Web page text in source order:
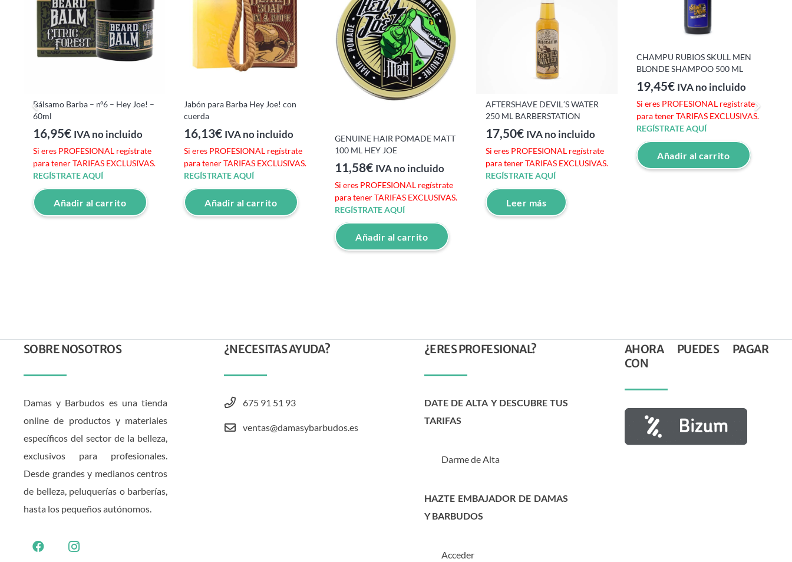
Bálsamo Barba – nº6 – Hey Joe! –
60ml
16,95€ IVA no incluido
Si eres PROFESIONAL regístrate
para tener TARIFAS EXCLUSIVAS.
REGÍSTRATE AQUÍ
Añadir al carrito
Jabón para Barba Hey Joe! con
cuerda
16,13€ IVA no incluido
Si eres PROFESIONAL regístrate
para tener TARIFAS EXCLUSIVAS.
REGÍSTRATE AQUÍ
Añadir al carrito
GENUINE HAIR POMADE MATT
100 ML HEY JOE
11,58€ IVA no incluido
Si eres PROFESIONAL regístrate
para tener TARIFAS EXCLUSIVAS.
REGÍSTRATE AQUÍ
Añadir al carrito
AFTERSHAVE DEVIL´S WATER
250 ML BARBERSTATION
17,50€ IVA no incluido
Si eres PROFESIONAL regístrate
para tener TARIFAS EXCLUSIVAS.
REGÍSTRATE AQUÍ
Leer más
CHAMPU RUBIOS SKULL MEN
BLONDE SHAMPOO 500 ML
19,45€ IVA no incluido
Si eres PROFESIONAL regístrate
para tener TARIFAS EXCLUSIVAS.
REGÍSTRATE AQUÍ
Añadir al carrito
SOBRE NOSOTROS
Damas y Barbudos es una tienda
online de productos y materiales
específicos del sector de la belleza,
exclusivos para profesionales.
Desde grandes y medianos centros
de belleza, peluquerías o barberías,
hasta los pequeños autónomos.
¿NECESITAS AYUDA?
675 91 51 93
ventas@damasybarbudos.es
¿ERES PROFESIONAL?
DATE DE ALTA Y DESCUBRE TUS
TARIFAS
Darme de Alta
HAZTE EMBAJADOR DE DAMAS
Y BARBUDOS
Acceder
AHORA PUEDES PAGAR
CON